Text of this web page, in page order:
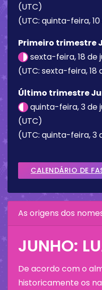
(UTC)
(UTC: quinta-feira, 10
Primeiro trimestre
sexta-feira, 18 de
(UTC: sexta-feira, 18
Último trimestre
quinta-feira, 3 de
(UTC)
(UTC: quinta-feira, 3
CALENDÁRIO DE
As origens dos
JUNHO:
De acordo com o
historicamente os